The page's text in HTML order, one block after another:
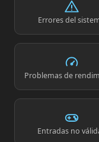
Errores del
Problemas de
Entradas no